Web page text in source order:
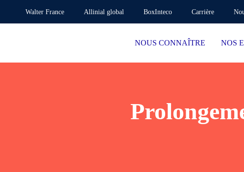
Walter France Allinial global BoxInteco Carrière
NOUS CONNAÎTRE NOS